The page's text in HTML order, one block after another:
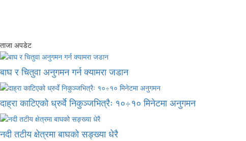
ताजा अपडेट
बाघ र चितुवा अनुगमन गर्न क्यामरा जडान
दाह्रा काटिएको ध्रुर्वे निकुञ्जभित्रैः १०÷१० मिनेटमा अनुगमन
नदी तटीय क्षेत्रमा बाघको सङ्ख्या धेरै